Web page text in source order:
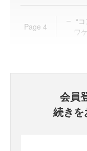
Page 4
“
ワケ
会員
続き